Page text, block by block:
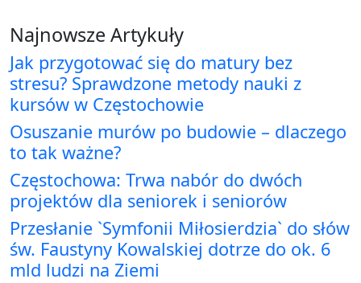
Najnowsze Artykuły
Jak przygotować się do matury bez
stresu? Sprawdzone metody nauki z
kursów w Częstochowie
Osuszanie murów po budowie – dlaczego
to tak ważne?
Częstochowa: Trwa nabór do dwóch
projektów dla seniorek i seniorów
Przesłanie `Symfonii Miłosierdzia` do słów
św. Faustyny Kowalskiej dotrze do ok. 6
mld ludzi na Ziemi